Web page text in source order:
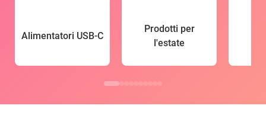
Alimentatori USB-C
Prodotti per
l'estate